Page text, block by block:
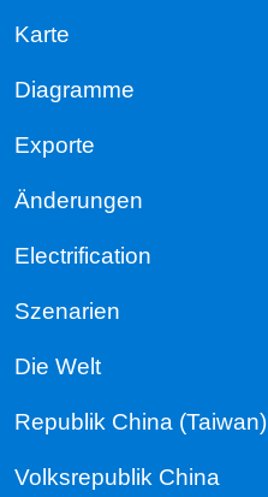
Karte
Diagramme
Exporte
Änderungen
Electrification
Szenarien
Die Welt
Republik China (Taiwan)
Volksrepublik China